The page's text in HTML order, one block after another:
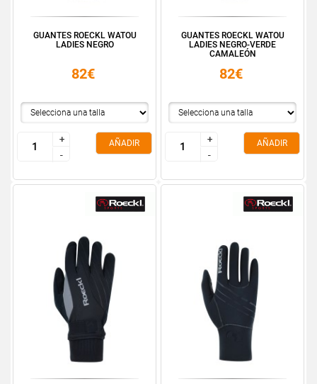
GUANTES ROECKL WATOU
LADIES NEGRO
82€
+
-
+
-
AÑADIR
GUANTES ROECKL WATOU
LADIES NEGRO-VERDE
CAMALEÓN
82€
+
-
+
-
AÑADIR